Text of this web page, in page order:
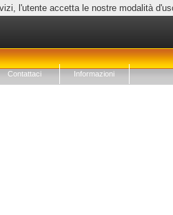
l'utente accetta le nostre modalità
Contattaci Informazioni